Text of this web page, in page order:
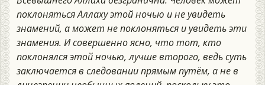
поклоняться Аллаху этой ночью и не увидеть
знамений, а может не поклоняться и увидеть эти
знамения. И совершенно ясно, что тот, кто
поклонялся этой ночью, лучше второго, ведь суть
заключается в следовании прямым путём, а не в